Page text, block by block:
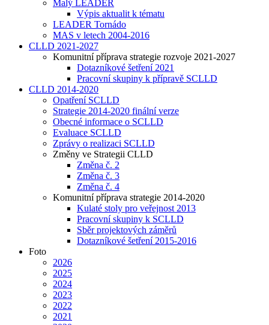
Malý LEADER
Výpis aktualit k tématu
LEADER Tornádo
MAS v letech 2004-2016
CLLD 2021-2027
Komunitní příprava strategie rozvoje 2021-2027
Dotazníkové šetření 2021
Pracovní skupiny k přípravě SCLLD
CLLD 2014-2020
Opatření SCLLD
Strategie 2014-2020 finální verze
Obecné informace o SCLLD
Evaluace SCLLD
Zprávy o realizaci SCLLD
Změny ve Strategii CLLD
Změna č. 2
Změna č. 3
Změna č. 4
Komunitní příprava strategie 2014-2020
Kulaté stoly pro veřejnost 2013
Pracovní skupiny k SCLLD
Sběr projektových záměrů
Dotazníkové šetření 2015-2016
Foto
2026
2025
2024
2023
2022
2021